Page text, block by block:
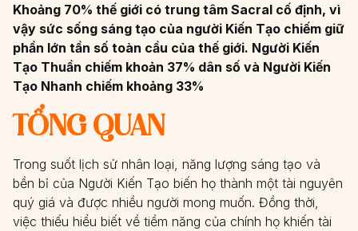
Khoảng 70% thế giới có trung tâm Sacral cố định, vì
vậy sức sống sáng tạo của người Kiến Tạo chiếm giữ
phần lớn tần số toàn cầu của thế giới. Người Kiến
Tạo Thuần chiếm khoản 37% dân số và Người Kiến
Tạo Nhanh chiếm khoảng 33%
TỔNG QUAN
Trong suốt lịch sử nhân loại, năng lượng sáng tạo và
bền bỉ của Người Kiến Tạo biến họ thành một tài nguyên
quý giá và được nhiều người mong muốn. Đồng thời,
việc thiếu hiểu biết về tiềm năng của chính họ khiến tài